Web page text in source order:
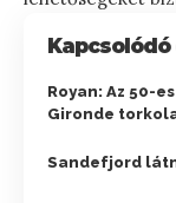
Royan: Az 50-
Gironde
Sandefjord